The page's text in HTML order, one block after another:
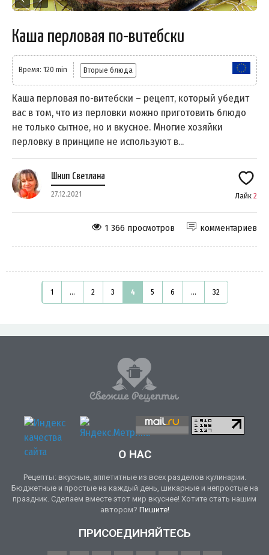
Каша перловая по-витебски
Время: 120 min Вторые блюда
Каша перловая по-витебски – рецепт, который убедит
вас в том, что из перловки можно приготовить блюдо
не только сытное, но и вкусное. Многие хозяйки
перловку в принципе не используют в...
Шнип Светлана
27.12.2021 Лайк 2
комментариев
1 366 просмотров
1 ... 2 3 4 5 6 ... 32
О НАС
Рецепты: вкусные, аппетитные из всех разделов кулинарии.
Бюджетные и простые на каждый день, шикарные и непростые на
праздник. Сделаем вместе этот мир вкуснее! Хотите стать нашим
автором? Пишите!
ПРИСОЕДИНЯЙТЕСЬ